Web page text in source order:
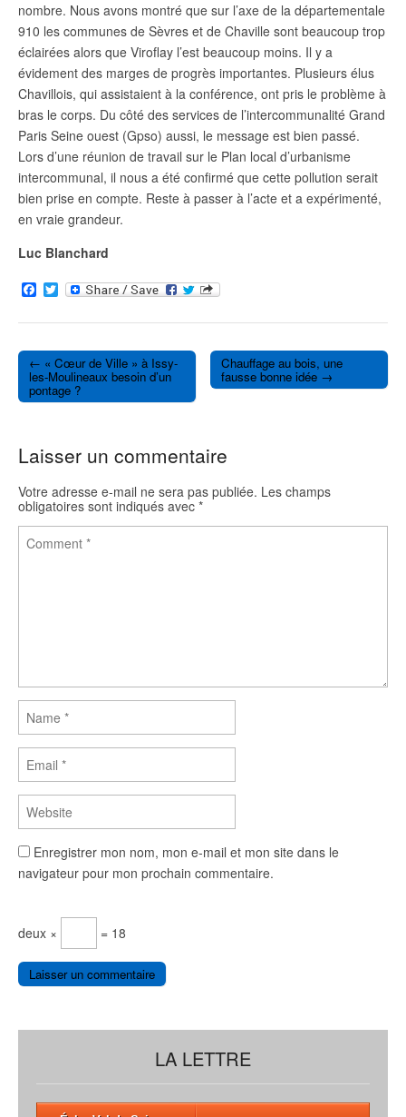
nombre. Nous avons montré que sur l’axe de la départementale
910 les communes de Sèvres et de Chaville sont beaucoup trop
éclairées alors que Viroflay l’est beaucoup moins. Il y a
évidement des marges de progrès importantes. Plusieurs élus
Chavillois, qui assistaient à la conférence, ont pris le problème à
bras le corps. Du côté des services de l’intercommunalité Grand
Paris Seine ouest (Gpso) aussi, le message est bien passé.
Lors d’une réunion de travail sur le Plan local d’urbanisme
intercommunal, il nous a été confirmé que cette pollution serait
bien prise en compte. Reste à passer à l’acte et a expérimenté,
en vraie grandeur.
Luc Blanchard
F
a
c
b
o
o
k
T
w
i
t
e
r
Post navigation
← « Cœur de Ville » à Issy-
les-Moulineaux besoin d’un
pontage ?
Chauffage au bois, une
fausse bonne idée →
Laisser un commentaire
Votre adresse e-mail ne sera pas publiée. Les champs
obligatoires sont indiqués avec *
Enregistrer mon nom, mon e-mail et mon site dans le
navigateur pour mon prochain commentaire.
deux × = 18
LA LETTRE